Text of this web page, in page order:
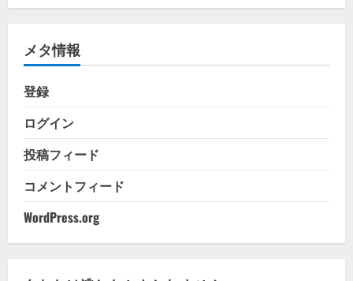
ゴ
ー
メタ情報
登録
ログイン
投稿フィード
コメントフィード
WordPress.org